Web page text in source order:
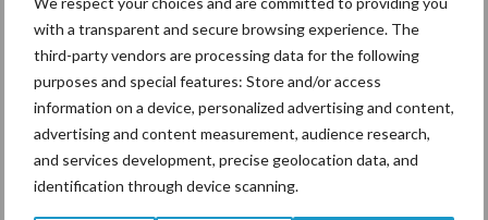
with a transparent and secure browsing experience. The
third-party vendors are processing data for the following
purposes and special features: Store and/or access
information on a device, personalized advertising and content,
advertising and content measurement, audience research,
and services development, precise geolocation data, and
identification through device scanning.
Primaire
Sidebar
Recent nieuws Partner nieuws
7 aug
Grondstoffenmarkt blijft grillig:
droogte en geopolitiek houden
handel in de greep